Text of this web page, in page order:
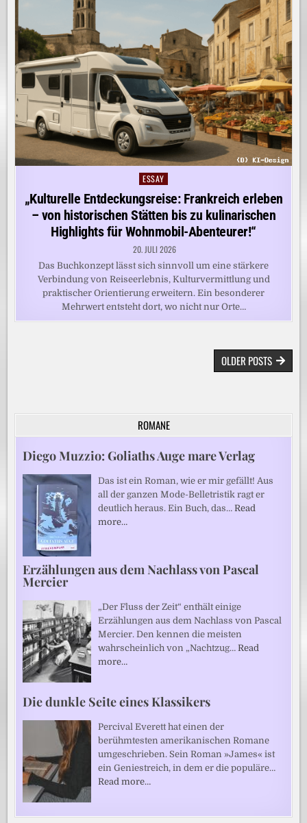
Posted
ESSAY
„Kulturelle Entdeckungsreise: Frankreich erleben
– von historischen Stätten bis zu kulinarischen
Highlights für Wohnmobil-Abenteurer!“
20. JULI 2026
Das Buchkonzept lässt sich sinnvoll um eine stärkere
Verbindung von Reiseerlebnis, Kulturvermittlung und
praktischer Orientierung erweitern. Ein besonderer
Mehrwert entsteht dort, wo nicht nur Orte…
BEITRAGSNAVIGATIONOLDER POSTS
ROMANE
Diego Muzzio: Goliaths Auge mare Verlag
Das ist ein Roman, wie er mir gefällt! Aus
all der ganzen Mode-Belletristik ragt er
deutlich heraus. Ein Buch, das…Read
more…
Erzählungen aus dem Nachlass von Pascal
Mercier
„Der Fluss der Zeit“ enthält einige
Erzählungen aus dem Nachlass von Pascal
Mercier. Den kennen die meisten
wahrscheinlich von „Nachtzug…Read
more…
Die dunkle Seite eines Klassikers
Percival Everett hat einen der
berühmtesten amerikanischen Romane
umgeschrieben. Sein Roman »James« ist
ein Geniestreich, in dem er die populäre…
Read more…